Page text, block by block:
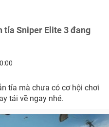
tỉa Sniper Elite 3 đang
tỉa mà chưa có cơ hội chơi
tải về ngay nhé.